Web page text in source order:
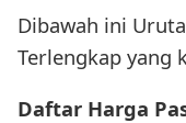
Dibawah ini
Terlengkap yang
Daftar Harga